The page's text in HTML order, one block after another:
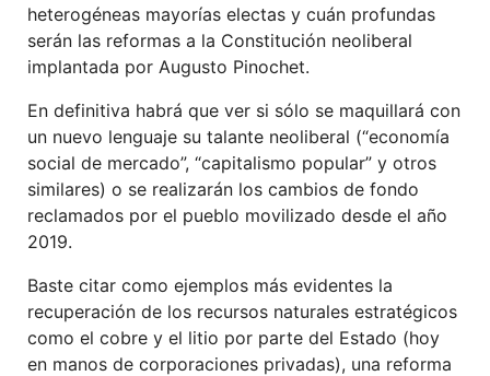
heterogéneas mayorías electas y cuán profundas
serán las reformas a la Constitución neoliberal
implantada por Augusto Pinochet.
En definitiva habrá que ver si sólo se maquillará con
un nuevo lenguaje su talante neoliberal (“economía
social de mercado”, “capitalismo popular” y otros
similares) o se realizarán los cambios de fondo
reclamados por el pueblo movilizado desde el año
2019.
Baste citar como ejemplos más evidentes la
recuperación de los recursos naturales estratégicos
como el cobre y el litio por parte del Estado (hoy
en manos de corporaciones privadas), una reforma